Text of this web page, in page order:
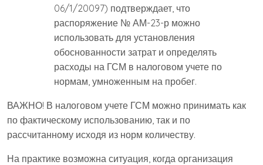
06/1/20097) подтверждает, что
распоряжение № АМ-23-р можно
использовать для установления
обоснованности затрат и определять
расходы на ГСМ в налоговом учете по
нормам, умноженным на пробег.
ВАЖНО! В налоговом учете ГСМ можно принимать как
по фактическому использованию, так и по
рассчитанному исходя из норм количеству.
На практике возможна ситуация, когда организация